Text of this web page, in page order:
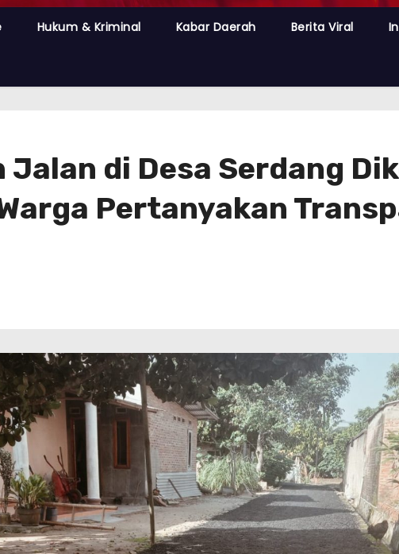
Hukum & Kriminal Kabar Daerah Berita Viral
Jalan di Desa Serdang
Pertanyakan